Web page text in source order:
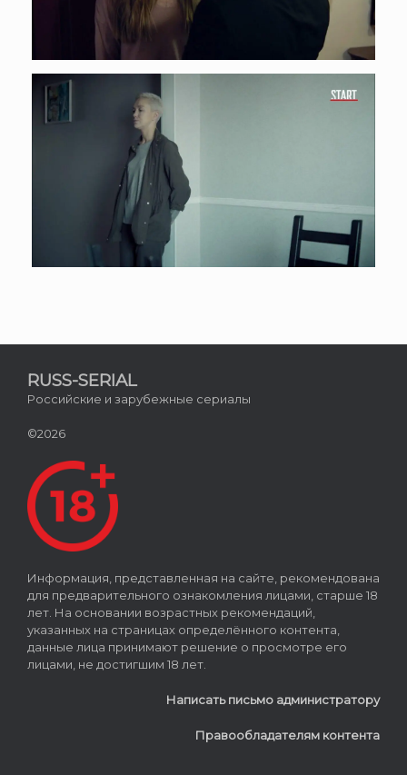
RUSS-SERIAL
Российские и зарубежные сериалы
©2026
Информация, представленная на сайте, рекомендована
для предварительного ознакомления лицами, старше 18
лет. На основании возрастных рекомендаций,
указанных на страницах определённого контента,
данные лица принимают решение о просмотре его
лицами, не достигшим 18 лет.
Написать письмо администратору
Правообладателям контента